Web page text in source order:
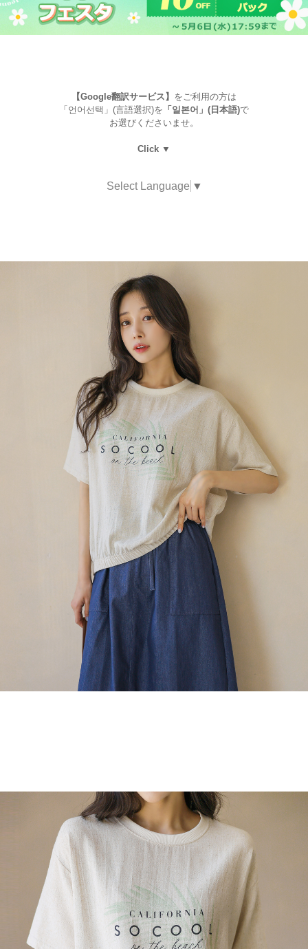
【Google翻訳サービス】 をご利用の方は
「언어선택」(言語選択)を 「일본어」(日本語)で
お選びくださいませ。
Click ▼
Select Language ▼